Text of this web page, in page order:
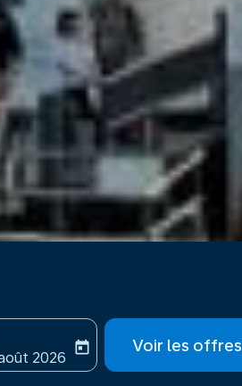
label
return-date-aria-label
2026
today Voir les offres